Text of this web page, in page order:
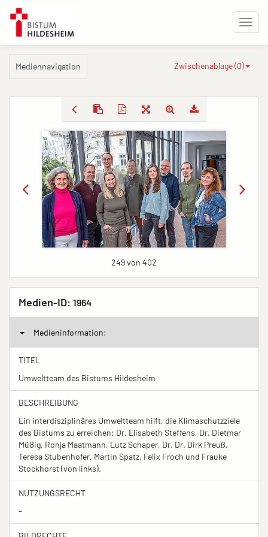
Mediennavigation Zwischenablage (0)
249 von 402
Medien-ID: 1964
Medieninformation:
TITEL
Umweltteam des Bistums Hildesheim
BESCHREIBUNG
Ein interdisziplinäres Umweltteam hilft, die Klimaschutzziele
des Bistums zu erreichen: Dr. Elisabeth Steffens, Dr. Dietmar
Müßig, Ronja Maatmann, Lutz Schaper, Dr. Dr. Dirk Preuß,
Teresa Stubenhofer, Martin Spatz, Felix Froch und Frauke
Stockhorst (von links).
NUTZUNGSRECHT
-